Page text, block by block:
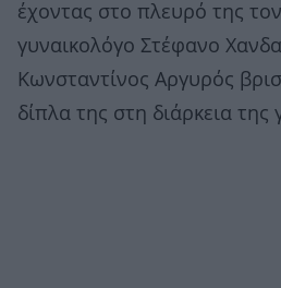
έχοντας στο πλευρό της
γυναικολόγο Στέφανο
Κωνσταντίνος Αργυρός
δίπλα της στη διάρκεια της